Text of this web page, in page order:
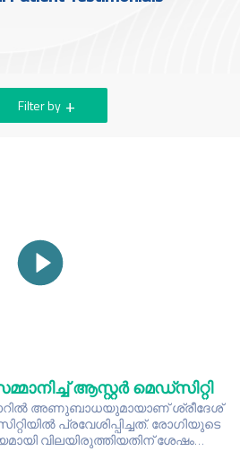
Filter by
ആസ്റ്റർ മെഡ്‌സിറ്റി
അണുബാധയുമായാണ് ശ്രീദേശ്
പ്രവേശിപ്പിച്ചത്. രോഗിയുടെ
വിലയിരുത്തിയതിന് ശേഷം…